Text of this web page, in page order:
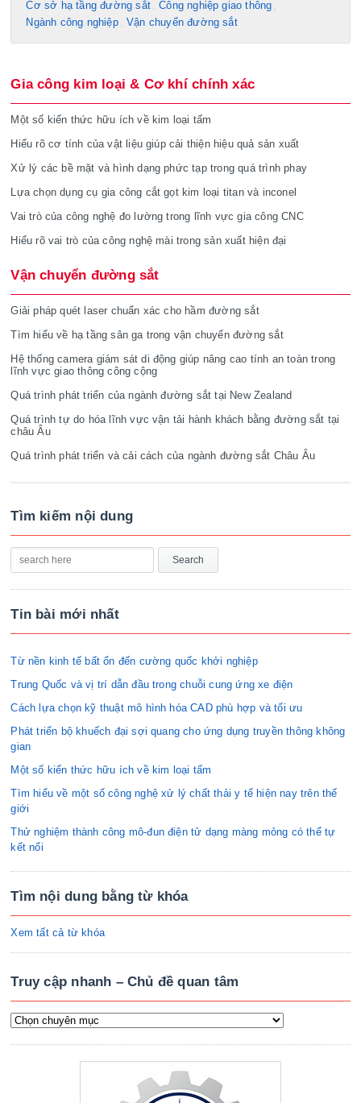
Cơ sở hạ tầng đường sắt
Công nghiệp giao thông
Ngành công nghiệp
Vận chuyển đường sắt
Gia công kim loại & Cơ khí chính xác
Một số kiến thức hữu ích về kim loại tấm
Hiểu rõ cơ tính của vật liệu giúp cải thiện hiệu quả sản xuất
Xử lý các bề mặt và hình dạng phức tạp trong quá trình phay
Lựa chọn dụng cụ gia công cắt gọt kim loại titan và inconel
Vai trò của công nghệ đo lường trong lĩnh vực gia công CNC
Hiểu rõ vai trò của công nghệ mài trong sản xuất hiện đại
Vận chuyển đường sắt
Giải pháp quét laser chuẩn xác cho hầm đường sắt
Tìm hiểu về hạ tầng sân ga trong vận chuyển đường sắt
Hệ thống camera giám sát di động giúp nâng cao tính an toàn trong
lĩnh vực giao thông công cộng
Quá trình phát triển của ngành đường sắt tại New Zealand
Quá trình tự do hóa lĩnh vực vận tải hành khách bằng đường sắt tại
châu Âu
Quá trình phát triển và cải cách của ngành đường sắt Châu Âu
Tìm kiếm nội dung
Tin bài mới nhất
Từ nền kinh tế bất ổn đến cường quốc khởi nghiệp
Trung Quốc và vị trí dẫn đầu trong chuỗi cung ứng xe điện
Cách lựa chọn kỹ thuật mô hình hóa CAD phù hợp và tối ưu
Phát triển bộ khuếch đại sợi quang cho ứng dụng truyền thông không
gian
Một số kiến thức hữu ích về kim loại tấm
Tìm hiểu về một số công nghệ xử lý chất thải y tế hiện nay trên thế
giới
Thử nghiệm thành công mô-đun điện tử dạng màng mỏng có thể tự
kết nối
Tìm nội dung bằng từ khóa
Xem tất cả từ khóa
Truy cập nhanh – Chủ đề quan tâm